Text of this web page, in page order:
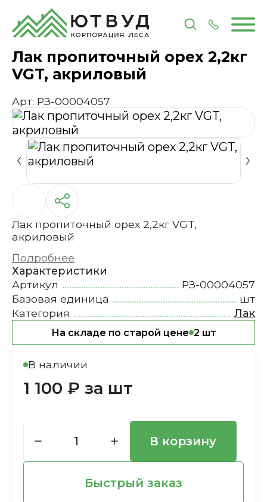
ГлавнаяКаталогЛакокрасочные материалы
Лак пропиточный орех 2,2кг
VGT, акриловый
Арт: РЗ-00004057
Лак пропиточный орех 2,2кг VGT,
акриловый
Подробнее
Характеристики
Артикул
РЗ-00004057
Базовая единица
шт
Категория
Лак
На складе по старой цене 2 шт
В наличии
1 100 ₽ за шт
В корзину
Быстрый заказ